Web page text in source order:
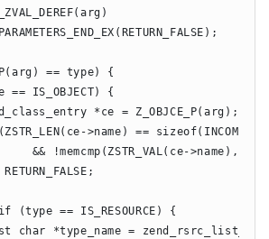
== type) {
== IS_OBJECT) {
*ce = Z_OBJCE_P(arg);
>name) ==
&& !memcmp(ZSTR_VAL(ce->name),
(type == IS_RESOURCE) {
char *type_name =